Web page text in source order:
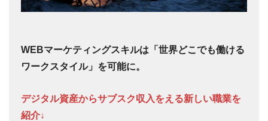
WEBマーケティングスキルは「世界どこでも働ける
ワークスタイル」を可能に。
デジタル資産からサブスク収入をえる新しい職業を
紹介↓